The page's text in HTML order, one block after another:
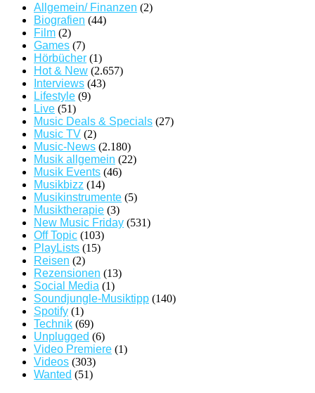
Allgemein/ Finanzen (2)
Biografien (44)
Film (2)
Games (7)
Hörbücher (1)
Hot & New (2.657)
Interviews (43)
Lifestyle (9)
Live (51)
Music Deals & Specials (27)
Music TV (2)
Music-News (2.180)
Musik allgemein (22)
Musik Events (46)
Musikbizz (14)
Musikinstrumente (5)
Musiktherapie (3)
New Music Friday (531)
Off Topic (103)
PlayLists (15)
Reisen (2)
Rezensionen (13)
Social Media (1)
Soundjungle-Musiktipp (140)
Spotify (1)
Technik (69)
Unplugged (6)
Video Premiere (1)
Videos (303)
Wanted (51)